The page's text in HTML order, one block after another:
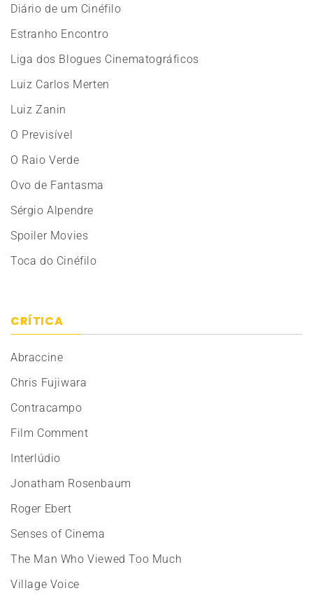
Diário de um Cinéfilo
Estranho Encontro
Liga dos Blogues Cinematográficos
Luiz Carlos Merten
Luiz Zanin
O Previsível
O Raio Verde
Ovo de Fantasma
Sérgio Alpendre
Spoiler Movies
Toca do Cinéfilo
CRÍTICA
Abraccine
Chris Fujiwara
Contracampo
Film Comment
Interlúdio
Jonatham Rosenbaum
Roger Ebert
Senses of Cinema
The Man Who Viewed Too Much
Village Voice